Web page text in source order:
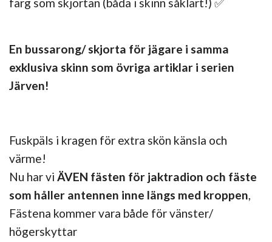
färg som skjortan (båda i skinn såklart!) ✅
En bussarong/ skjorta för jägare i samma
exklusiva skinn som övriga artiklar i serien
Järven!
Fuskpäls i kragen för extra skön känsla och
värme!
Nu har vi ÄVEN fästen för jaktradion och fäste
som håller antennen inne längs med kroppen,
Fästena kommer vara både för vänster/
högerskyttar